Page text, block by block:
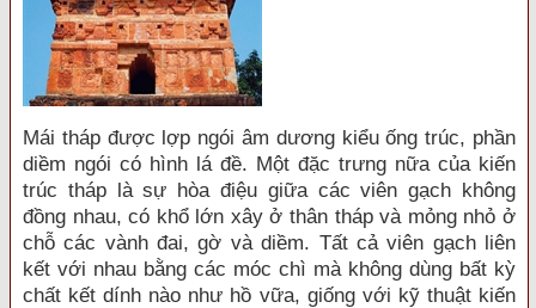
Mái tháp được lợp ngói âm dương kiểu ống trúc, phần
diềm ngói có hình lá đề. Một đặc trưng nữa của kiến
trúc tháp là sự hòa điệu giữa các viên gạch không
đồng nhau, có khổ lớn xây ở thân tháp và mỏng nhỏ ở
chỗ các vành đai, gờ và diềm. Tất cả viên gạch liên
kết với nhau bằng các móc chì mà không dùng bất kỳ
chất kết dính nào như hồ vữa, giống với kỹ thuật kiến